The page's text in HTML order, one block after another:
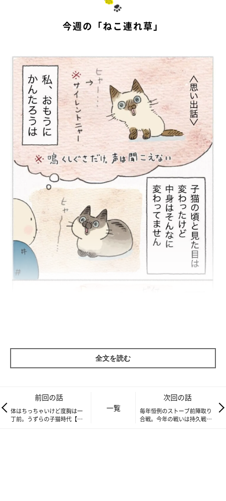
今週の「ねこ連れ草」
全文を読む
前回の話
体はちっちゃいけど度胸は一
丁前。うずらの子猫時代【連
一覧
次回の話
毎年恒例のストーブ前陣取り
合戦。今年の戦いは持久戦